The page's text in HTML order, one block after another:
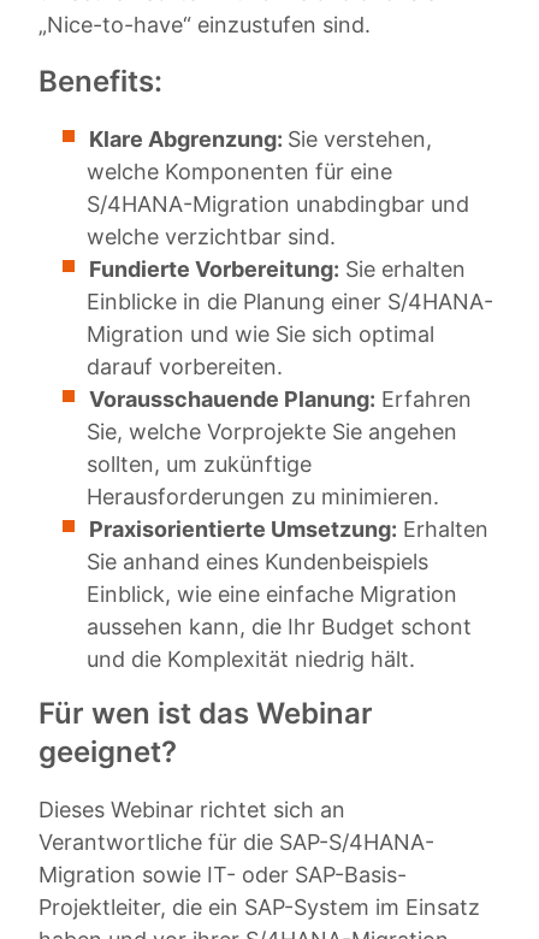
„Nice-to-have“ einzustufen sind.
Benefits:
Klare Abgrenzung: Sie verstehen,
welche Komponenten für eine
S/4HANA-Migration unabdingbar und
welche verzichtbar sind.
Fundierte Vorbereitung: Sie erhalten
Einblicke in die Planung einer S/4HANA-
Migration und wie Sie sich optimal
darauf vorbereiten.
Vorausschauende Planung: Erfahren
Sie, welche Vorprojekte Sie angehen
sollten, um zukünftige
Herausforderungen zu minimieren.
Praxisorientierte Umsetzung: Erhalten
Sie anhand eines Kundenbeispiels
Einblick, wie eine einfache Migration
aussehen kann, die Ihr Budget schont
und die Komplexität niedrig hält.
Für wen ist das Webinar
geeignet?
Dieses Webinar richtet sich an
Verantwortliche für die SAP-S/4HANA-
Migration sowie IT- oder SAP-Basis-
Projektleiter, die ein SAP-System im Einsatz